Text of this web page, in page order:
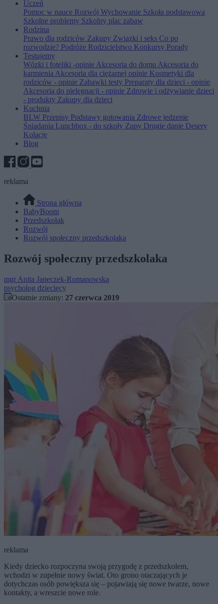
Uczeń
Pomoc w nauce Rozwój Wychowanie Szkoła podstawowa
Szkolne problemy Szkolny plac zabaw
Rodzina
Prawo dla rodziców Zakupy Związki i seks Co po
rozwodzie? Podróże Rodzicielstwo Konkursy Porady
Testujemy
Wózki i foteliki -opinieAkcesoria do domu Akcesoria do
karmieniaAkcesoria dla ciężarnej opinie Kosmetyki dla
rodziców - opinie Zabawki testy Preparaty dla dzieci - opinie
Akcesoria do pielęgnacji - opinie Zdrowie i odżywianie dzieci
- produkty Zakupy dla dzieci
Kuchnia
BLW Przepisy Podstawy gotowania Zdrowe jedzenie
Śniadania Lunchbox - do szkoły Zupy Drugie danie Desery
Kolacje
Blog
reklama
Strona główna
BabyBoom
Przedszkolak
Rozwój
Rozwój społeczny przedszkolaka
Rozwój społeczny przedszkolaka
mgr Anita Janeczek-Romanowska
psycholog dziecięcy
Ostatnie zmiany: 27 czerwca 2019
reklama
Kiedy dziecko rozpoczyna swoją przygodę z przedszkolem,
wchodzi w zupełnie nowy świat. Oto grono otaczających je
dotychczas osób powiększa się – pojawiają się nowe twarze, nowe
kontakty, a wreszcie nowe role.